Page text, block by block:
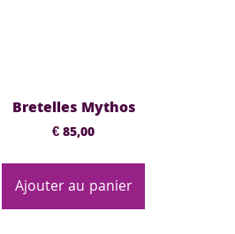
Bretelles Mythos
€85,00
Ajouter au panier